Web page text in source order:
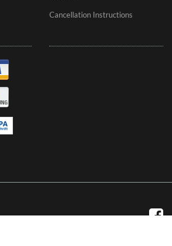
Cancellation Instructions